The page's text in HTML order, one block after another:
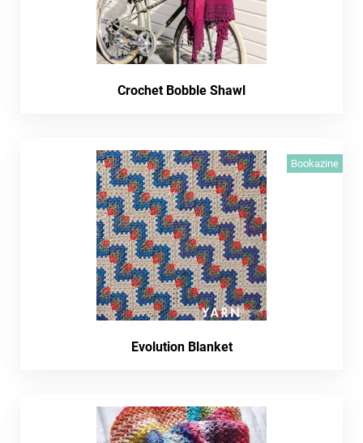
Crochet Bobble Shawl
Bookazine
Evolution Blanket